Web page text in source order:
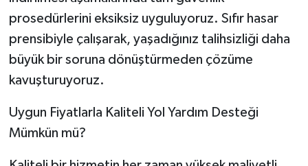
prosedürlerini eksiksiz uyguluyoruz. Sıfır hasar
prensibiyle çalışarak, yaşadığınız talihsizliği daha
büyük bir soruna dönüştürmeden çözüme
kavuşturuyoruz.
Uygun Fiyatlarla Kaliteli Yol Yardım Desteği
Mümkün mü?